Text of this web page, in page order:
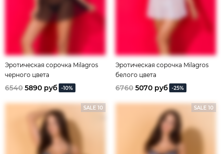
Эротическая сорочка Milagros
черного цвета
6540 5890 руб -10%
Эротическая сорочка Milagros
белого цвета
6760 5070 руб -25%
SALE 10 SALE 10